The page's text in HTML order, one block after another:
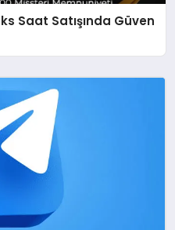
Saat Satışında Güven